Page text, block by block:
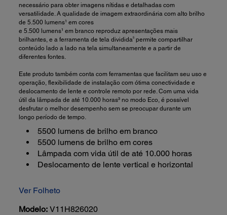
necessário para obter imagens nítidas e detalhadas com
versatilidade. A qualidade de imagem extraordinária com alto brilho
de 5.500 lumens¹ em cores
e 5.500 lumens¹ em branco reproduz apresentações mais
brilhantes, e a ferramenta de tela dividida5 permite compartilhar
conteúdo lado a lado na tela simultaneamente e a partir de
diferentes fontes.
Este produto também conta com ferramentas que facilitam seu uso e
operação, flexibilidade de instalação com ótima conectividade e
deslocamento de lente e controle remoto por rede. Com uma vida
útil da lâmpada de até 10.000 horas³ no modo Eco, é possível
desfrutar o melhor desempenho sem se preocupar durante um
longo período de tempo.
5500 lumens de brilho em branco
5500 lumens de brilho em cores
Lâmpada com vida útil de até 10.000 horas
Deslocamento de lente vertical e horizontal
Ver Folheto
Modelo: V11H826020